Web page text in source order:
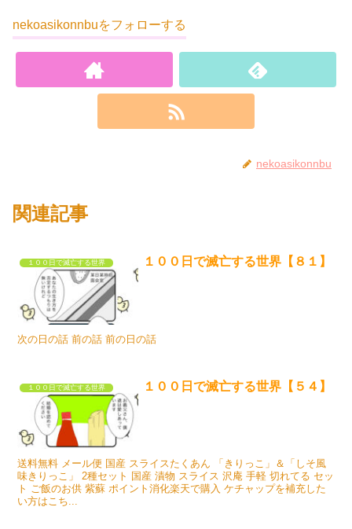
nekoasikonnbuをフォローする
nekoasikonnbu
関連記事
１００日で滅亡する世界 １００日で滅亡する世界【８１】
次の日の話 前の話 前の日の話
１００日で滅亡する世界 １００日で滅亡する世界【５４】
送料無料 メール便 国産 スライスたくあん 「きりっこ」＆「しそ風
味きりっこ」 2種セット 国産 漬物 スライス 沢庵 手軽 切れてる セッ
ト ご飯のお供 紫蘇 ポイント消化楽天で購入 ケチャップを補充した
い方はこち...